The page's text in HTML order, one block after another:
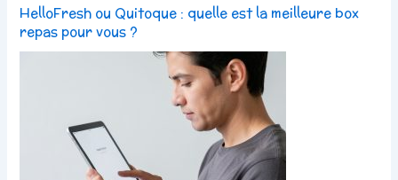
HelloFresh ou Quitoque : quelle est la meilleure box
repas pour vous ?